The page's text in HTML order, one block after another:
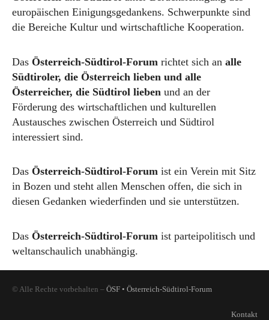
europäischen Einigungsgedankens. Schwerpunkte sind
die Bereiche Kultur und wirtschaftliche Kooperation.
Das Österreich-Südtirol-Forum richtet sich an alle
Südtiroler, die Österreich lieben und alle
Österreicher, die Südtirol lieben und an der
Förderung des wirtschaftlichen und kulturellen
Austausches zwischen Österreich und Südtirol
interessiert sind.
Das Österreich-Südtirol-Forumist ein Verein mit Sitz
in Bozen und steht allen Menschen offen, die sich in
diesen Gedanken wiederfinden und sie unterstützen.
Das Österreich-Südtirol-Forum ist parteipolitisch und
weltanschaulich unabhängig.
© Alle Rechte vorbehalten – ÖSF • Österreich-Südtirol-Forum
Kontakt